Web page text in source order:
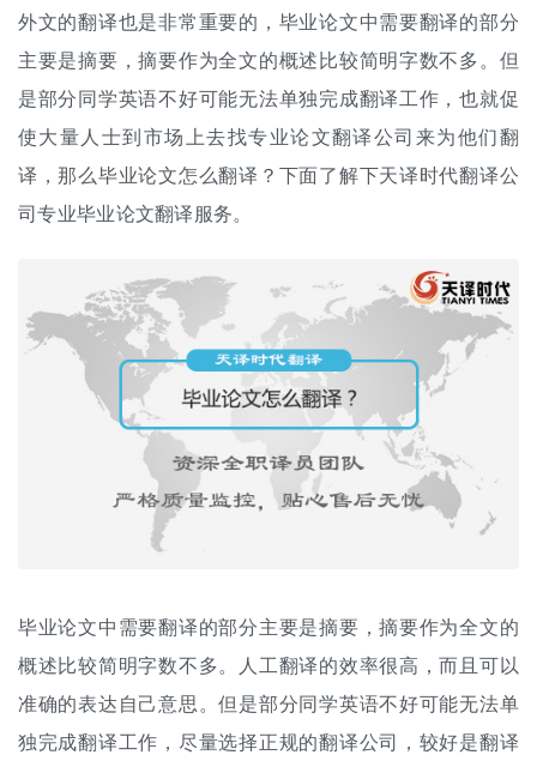
外文的翻译也是非常重要的，毕业论文中需要翻译的部分
主要是摘要，摘要作为全文的概述比较简明字数不多。但
是部分同学英语不好可能无法单独完成翻译工作，也就促
使大量人士到市场上去找专业论文翻译公司 来为他们翻
译，那么毕业论文怎么翻译？下面了解下天译时代翻译公
司专业毕业论文翻译服务。
毕业论文中需要翻译的部分主要是摘要，摘要作为全文的
概述比较简明字数不多。 人工翻译的效率很高，而且可以
准确的表达自己意思。但是部分同学英语不好可能无法单
独完成翻译工作，尽量选择正规的翻译公司，较好是翻译